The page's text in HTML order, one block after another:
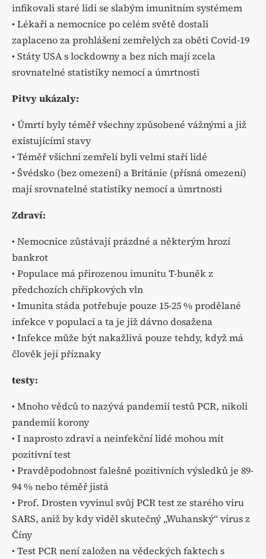
infikovali staré lidi se slabým imunitním systémem
• Lékaři a nemocnice po celém světě dostali
zaplaceno za prohlášení zemřelých za oběti Covid-19
• Státy USA s lockdowny a bez nich mají zcela
srovnatelné statistiky nemocí a úmrtnosti
Pitvy ukázaly:
• Úmrtí byly téměř všechny způsobené vážnými a již
existujícími stavy
• Téměř všichni zemřelí byli velmi staří lidé
• Švédsko (bez omezení) a Británie (přísná omezení)
mají srovnatelné statistiky nemocí a úmrtnosti
Zdraví:
• Nemocnice zůstávají prázdné a některým hrozí
bankrot
• Populace má přirozenou imunitu T-buněk z
předchozích chřipkových vln
• Imunita stáda potřebuje pouze 15-25 % prodělané
infekce v populaci a ta je již dávno dosažena
• Infekce může být nakažlivá pouze tehdy, když má
člověk její příznaky
testy:
• Mnoho vědců to nazývá pandemií testů PCR, nikoli
pandemií korony
• I naprosto zdraví a neinfekční lidé mohou mít
pozitivní test
• Pravděpodobnost falešně pozitivních výsledků je 89-
94 % nebo téměř jistá
• Prof. Drosten vyvinul svůj PCR test ze starého viru
SARS, aniž by kdy viděl skutečný „Wuhanský“ virus z
Číny
• Test PCR není založen na vědeckých faktech s